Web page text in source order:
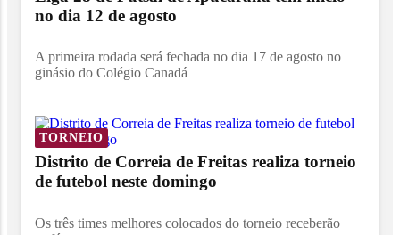
no dia 12 de agosto
A primeira rodada será fechada no dia 17 de agosto no
ginásio do Colégio Canadá
TORNEIO
Distrito de Correia de Freitas realiza torneio
de futebol neste domingo
Os três times melhores colocados do torneio receberão